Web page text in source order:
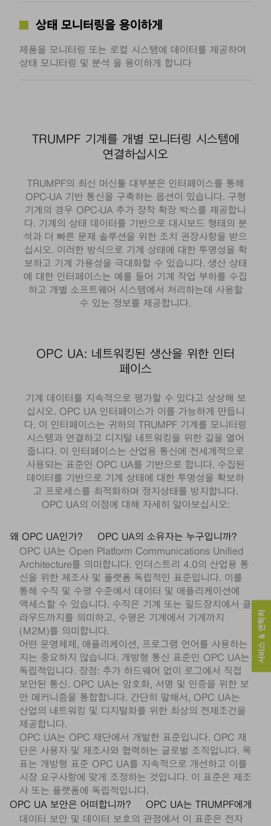
상태 모니터링을 용이하게
제품을 모니터링 또는 로컬 시스템에 데이터를 제공하여
상태 모니터링 및 분석 을 용이하게 합니다
TRUMPF 기계를 개별 모니터링 시스템에
연결하십시오
TRUMPF의 최신 머신툴 대부분은 인터페이스를 통해
OPC-UA 기반 통신을 구축하는 옵션이 있습니다. 구형
기계의 경우 OPC-UA 추가 장착 확장 박스를 제공합니
다. 기계의 상태 데이터를 기반으로 대시보드 형태의 분
석과 더 빠른 문제 솔루션을 위한 조치 권장사항을 받으
십시오. 이러한 방식으로 기계 상태에 대한 투명성을 확
보하고 기계 가용성을 극대화할 수 있습니다. 생산 상태
에 대한 인터페이스는 예를 들어 기계 작업 부하를 수집
하고 개별 소프트웨어 시스템에서 처리하는데 사용할
수 있는 정보를 제공합니다.
OPC UA: 네트워킹된 생산을 위한 인터
페이스
기계 데이터를 지속적으로 평가할 수 있다고 상상해 보
십시오. OPC UA 인터페이스가 이를 가능하게 만듭니
다. 이 인터페이스는 귀하의 TRUMPF 기계를 모니터링
시스템과 연결하고 디지털 네트워킹을 위한 길을 열어
줍니다. 이 인터페이스는 산업용 통신에 전세계적으로
사용되는 표준인 OPC UA를 기반으로 합니다. 수집된
데이터를 기반으로 기계 상태에 대한 투명성을 확보하
고 프로세스를 최적화하며 정지상태를 방지합니다.
OPC UA의 이점에 대해 자세히 알아보십시오:
왜 OPC UA인가?
OPC UA는 Open Platform Communications Unified
Architecture를 의미합니다. 인더스트리 4.0의 산업용 통
신을 위한 제조사 및 플랫폼 독립적인 표준입니다. 이를
통해 수직 및 수평 수준에서 데이터 및 애플리케이션에
액세스할 수 있습니다. 수직은 기계 또는 필드장치에서 클
라우드까지를 의미하고, 수평은 기계에서 기계까지
(M2M)를 의미합니다.
어떤 운영체제, 애플리케이션, 프로그램 언어를 사용하는
지는 중요하지 않습니다. 개방형 통신 표준인 OPC UA는
독립적입니다. 장점: 추가 하드웨어 없이 로그에서 직접
보안된 통신. OPC UA는 암호화, 서명 및 인증을 위한 보
안 메커니즘을 통합합니다. 간단히 말해서, OPC UA는
산업의 네트워킹 및 디지털화를 위한 최상의 전제조건을
제공합니다.
OPC UA의 소유자는 누구입니까?
OPC UA는 OPC 재단에서 개발한 표준입니다. OPC 재
단은 사용자 및 제조사와 협력하는 글로벌 조직입니다. 목
표는 개방형 표준 OPC UA를 지속적으로 개선하고 이를
시장 요구사항에 맞게 조정하는 것입니다. 이 표준은 제조
사 또는 플랫폼에 독립적입니다.
OPC UA 보안은 어떠합니까?
데이터 보안 및 데이터 보호의 관점에서 이 표준은 전자
OPC UA는 TRUMPF에게
서비스 & 연락처